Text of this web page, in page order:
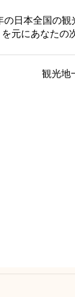
の日本全国の
元にあなたの
観光地